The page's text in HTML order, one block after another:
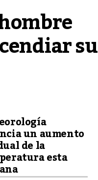
su
un aumento
de la
esta